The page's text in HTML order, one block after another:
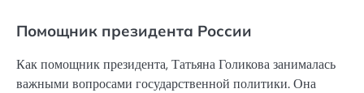
Помощник президента России
Как помощник президента, Татьяна Голикова занималась
важными вопросами государственной политики. Она